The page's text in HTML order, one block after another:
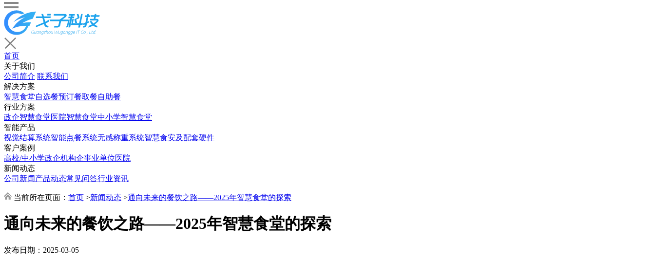
首页
关于我们
公司简介 联系我们
解决方案
智慧食堂自选餐预订餐取餐自助餐
行业方案
政企智慧食堂医院智慧食堂中小学智慧食堂
智能产品
视觉结算系统智能点餐系统无感称重系统智慧食安及配套硬件
客户案例
高校/中小学政企机构企事业单位医院
新闻动态
公司新闻产品动态常见问答行业资讯
当前所在页面： 首页 >新闻动态 >通向未来的餐饮之路——2025年智慧食堂的探索
通向未来的餐饮之路——2025年智慧食堂的探索
发布日期：2025-03-05